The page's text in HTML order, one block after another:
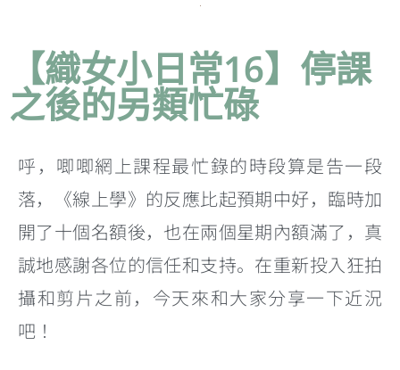
【織女小日常16】停課
之後的另類忙碌
呼，唧唧網上課程最忙錄的時段算是告一段
落，《線上學》的反應比起預期中好，臨時加
開了十個名額後，也在兩個星期內額滿了，真
誠地感謝各位的信任和支持。在重新投入狂拍
攝和剪片之前，今天來和大家分享一下近況
吧！